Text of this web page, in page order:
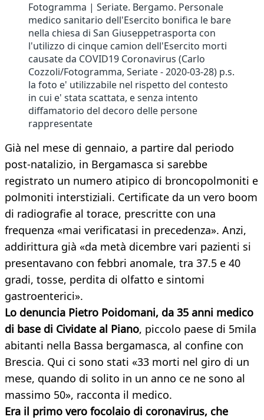
Fotogramma | Seriate. Bergamo. Personale
medico sanitario dell'Esercito bonifica le bare
nella chiesa di San Giuseppetrasporta con
l'utilizzo di cinque camion dell'Esercito morti
causate da COVID19 Coronavirus (Carlo
Cozzoli/Fotogramma, Seriate - 2020-03-28) p.s.
la foto e' utilizzabile nel rispetto del contesto
in cui e' stata scattata, e senza intento
diffamatorio del decoro delle persone
rappresentate
Già nel mese di gennaio, a partire dal periodo
post-natalizio, in Bergamasca si sarebbe
registrato un numero atipico di broncopolmoniti e
polmoniti interstiziali. Certificate da un vero boom
di radiografie al torace, prescritte con una
frequenza «mai verificatasi in precedenza». Anzi,
addirittura già «da metà dicembre vari pazienti si
presentavano con febbri anomale, tra 37.5 e 40
gradi, tosse, perdita di olfatto e sintomi
gastroenterici».
Lo denuncia Pietro Poidomani, da 35 anni medico
di base di Cividate al Piano, piccolo paese di 5mila
abitanti nella Bassa bergamasca, al confine con
Brescia. Qui ci sono stati «33 morti nel giro di un
mese, quando di solito in un anno ce ne sono al
massimo 50», racconta il medico.
Era il primo vero focolaio di coronavirus, che